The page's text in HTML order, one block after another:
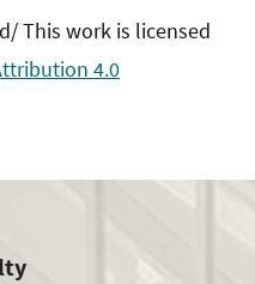
This work is licensed
4.0